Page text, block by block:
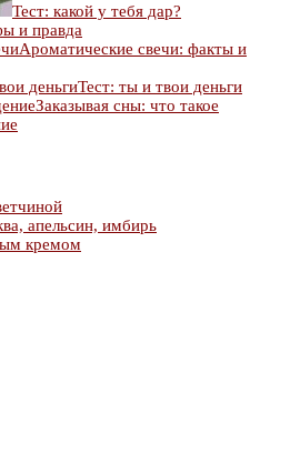
Тест: какой у тебя дар?
и правда
Ароматические свечи: факты и
Тест: ты и твои деньги
Заказывая сны: что такое
апельсин, имбирь
кремом